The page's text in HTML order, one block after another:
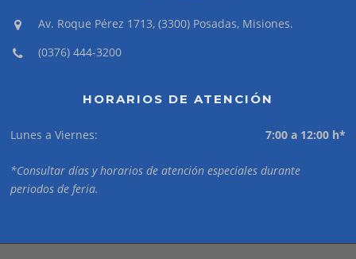
Av. Roque Pérez 1713, (3300) Posadas, Misiones.
(0376) 444-3200
HORARIOS DE ATENCIÓN
Lunes a Viernes: 7:00 a 12:00 h*
*Consultar días y horarios de atención especiales durante
periodos de feria.